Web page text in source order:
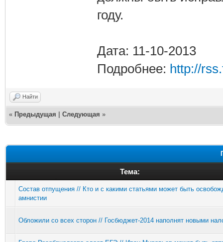
году.
Дата: 11-10-2013
Подробнее: http://
Найти
« Предыдущая Следующая »
Тема:
Состав отпущения // Кто и с какими статьями может быть
амнистии
Обложили со всех сторон // Госбюджет-2014 наполнят новыми